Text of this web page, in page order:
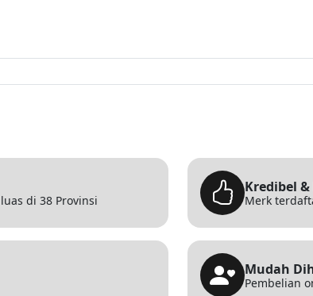
di 38 Provinsi
Kredibel &
Merk
Mudah
Pembelian